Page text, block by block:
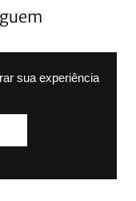
sua experiência